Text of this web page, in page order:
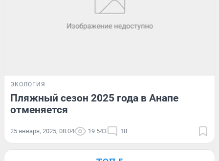
ЭКОЛОГИЯ
Пляжный сезон 2025 года в Анапе
отменяется
25 января, 2025, 08:04 19 543 18